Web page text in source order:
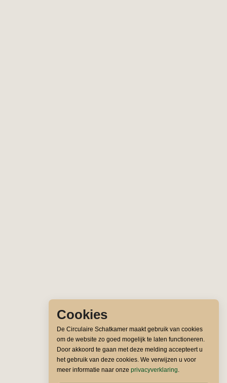
Cookies
De Circulaire Schatkamer maakt gebruik van cookies
om de website zo goed mogelijk te laten functioneren.
Door akkoord te gaan met deze melding accepteert u
het gebruik van deze cookies. We verwijzen u voor
meer informatie naar onze privacyverklaring.